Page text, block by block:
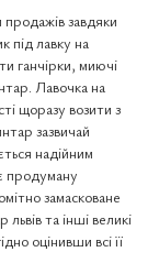
завдяки
під лавку на
ганчірки, миючі
Лавочка на
щоразу возити з
зазвичай
надійним
продуману
замасковане
та інші великі
оцінивши всі її